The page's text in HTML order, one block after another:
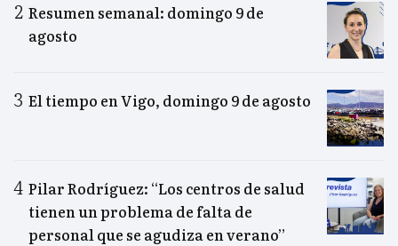
Resumen semanal: domingo 9 de
agosto
El tiempo en Vigo, domingo 9 de agosto
Pilar Rodríguez: “Los centros de salud
tienen un problema de falta de
personal que se agudiza en verano”